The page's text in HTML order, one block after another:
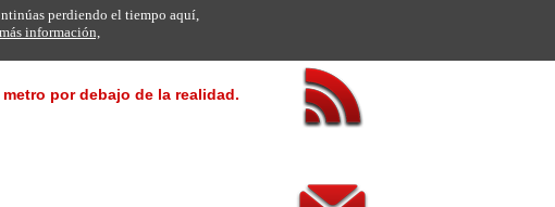
por debajo de la realidad.
perdiendo el tiempo aquí,
información,